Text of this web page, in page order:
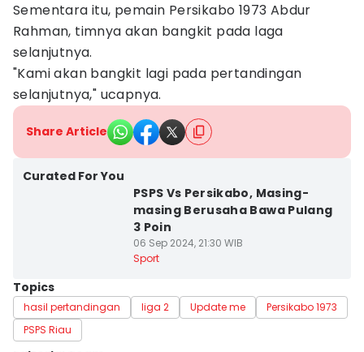
Sementara itu, pemain Persikabo 1973 Abdur
Rahman, timnya akan bangkit pada laga
selanjutnya.
"Kami akan bangkit lagi pada pertandingan
selanjutnya," ucapnya.
Share Article
Curated For You
PSPS Vs Persikabo, Masing-
masing Berusaha Bawa Pulang
3 Poin
06 Sep 2024, 21:30 WIB
Sport
Topics
hasil pertandingan liga 2 Update me
Persikabo 1973
PSPS Riau